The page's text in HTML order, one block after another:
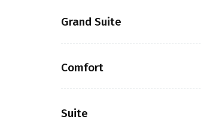
Grand Suite
Comfort
Suite